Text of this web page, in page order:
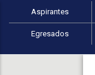
Pasar al contenido
Perfiles de
Aspirantes
Egresados